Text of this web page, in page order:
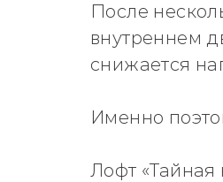
После
внутреннем
снижается
Именно
Лофт